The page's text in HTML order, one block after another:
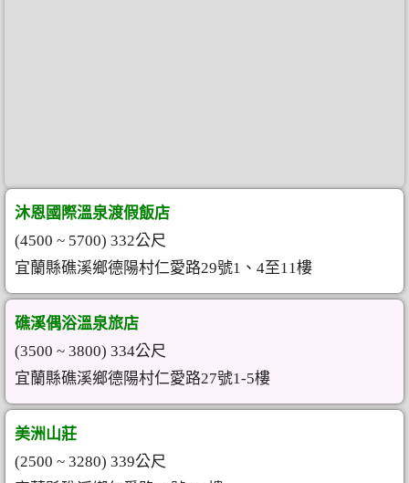
沐恩國際溫泉渡假飯店
(4500 ~ 5700) 332公尺
宜蘭縣礁溪鄉德陽村仁愛路29號1、4至11樓
礁溪偶浴溫泉旅店
(3500 ~ 3800) 334公尺
宜蘭縣礁溪鄉德陽村仁愛路27號1-5樓
美洲山莊
(2500 ~ 3280) 339公尺